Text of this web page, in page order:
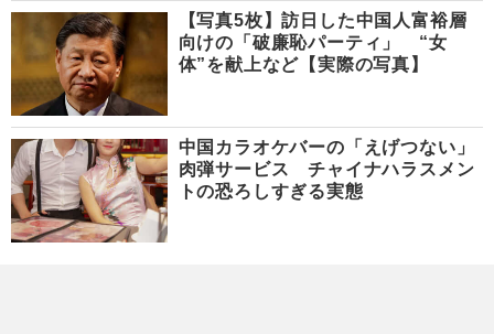
【写真5枚】訪日した中国人富裕層
向けの「破廉恥パーティ」 “女
体”を献上など【実際の写真】
中国カラオケバーの「えげつない」
肉弾サービス チャイナハラスメン
トの恐ろしすぎる実態